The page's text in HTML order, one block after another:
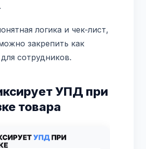
логика и чек‑лист,
закрепить как
сотрудников.
УПД при
товара